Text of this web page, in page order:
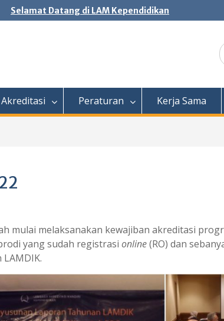
Selamat Datang di LAM Kependidikan
Akreditasi Peraturan Kerja Sama
mulai melaksanakan kewajiban akreditasi
yang sudah registrasi online(RO) dan